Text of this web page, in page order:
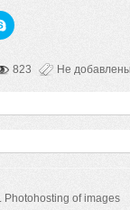
823 Не
Photohosting of images